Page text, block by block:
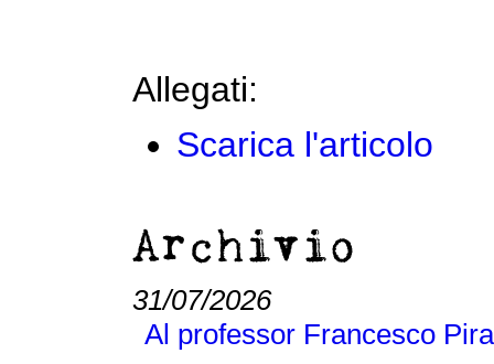
Allegati:
Scarica l'articolo
Archivio
31/07/2026
Al professor Francesco